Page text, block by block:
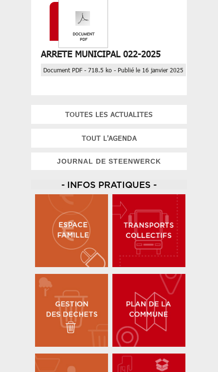
ARRETE MUNICIPAL 022-2025
Document PDF - 718.5 ko - Publié le 16 janvier 2025
TOUTES LES ACTUALITES
TOUT L'AGENDA
JOURNAL DE STEENWERCK
- INFOS PRATIQUES -